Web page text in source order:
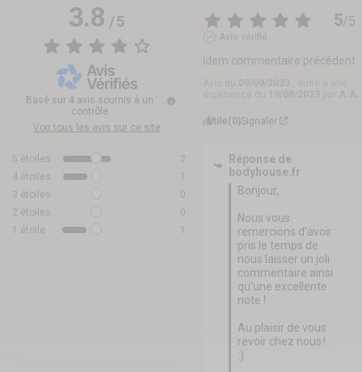
3.8/5
Basé sur 4 avis soumis à un
contrôle
Voir tous les avis sur ce site
5 étoiles
2
4 étoiles
1
3 étoiles
0
2 étoiles
0
1 étoile 1
5/5
Avis vérifié
Idem commentaire précédent
Utile(0)Signaler
Réponse de
bodyhouse.fr
Bonjour,
Nous vous
remercions d'avoir
pris le temps de
nous laisser un joli
commentaire ainsi
qu'une excellente
note !
Au plaisir de vous
revoir chez nous !
:)